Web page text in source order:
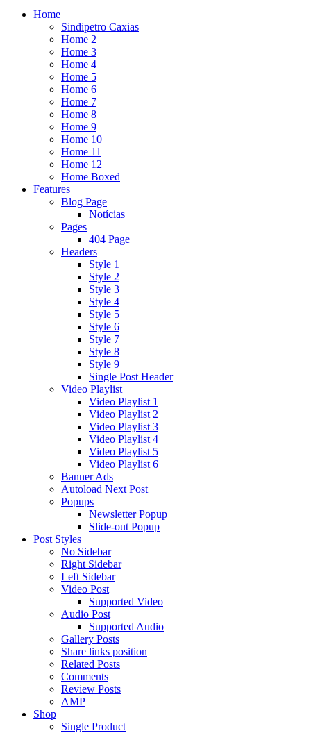
Home
Sindipetro Caxias
Home 2
Home 3
Home 4
Home 5
Home 6
Home 7
Home 8
Home 9
Home 10
Home 11
Home 12
Home Boxed
Features
Blog Page
Notícias
Pages
404 Page
Headers
Style 1
Style 2
Style 3
Style 4
Style 5
Style 6
Style 7
Style 8
Style 9
Single Post Header
Video Playlist
Video Playlist 1
Video Playlist 2
Video Playlist 3
Video Playlist 4
Video Playlist 5
Video Playlist 6
Banner Ads
Autoload Next Post
Popups
Newsletter Popup
Slide-out Popup
Post Styles
No Sidebar
Right Sidebar
Left Sidebar
Video Post
Supported Video
Audio Post
Supported Audio
Gallery Posts
Share links position
Related Posts
Comments
Review Posts
AMP
Shop
Single Product